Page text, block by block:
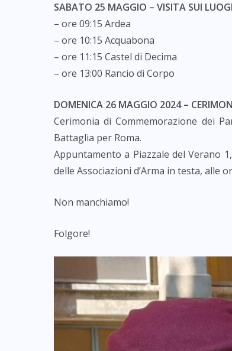
SABATO 25 MAGGIO – VISITA SUI
– ore 09:15 Ardea
– ore 10:15 Acquabona
– ore 11:15 Castel di Decima
– ore 13:00 Rancio di Corpo
DOMENICA 26 MAGGIO 2024 –
Cerimonia di Commemorazione dei
Battaglia per Roma.
Appuntamento a Piazzale del Verano
delle Associazioni d’Arma in testa, alle
Non manchiamo!
Folgore!